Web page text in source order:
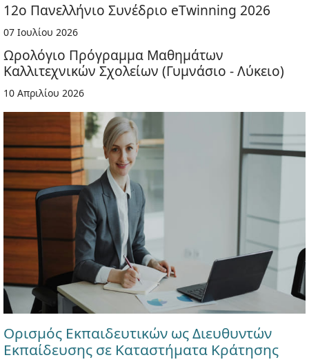
12ο Πανελλήνιο Συνέδριο eTwinning 2026
07 Ιουλίου 2026
Ωρολόγιο Πρόγραμμα Μαθημάτων
Καλλιτεχνικών Σχολείων (Γυμνάσιο - Λύκειο)
10 Απριλίου 2026
Ορισμός Εκπαιδευτικών ως Διευθυντών
Εκπαίδευσης σε Καταστήματα Κράτησης